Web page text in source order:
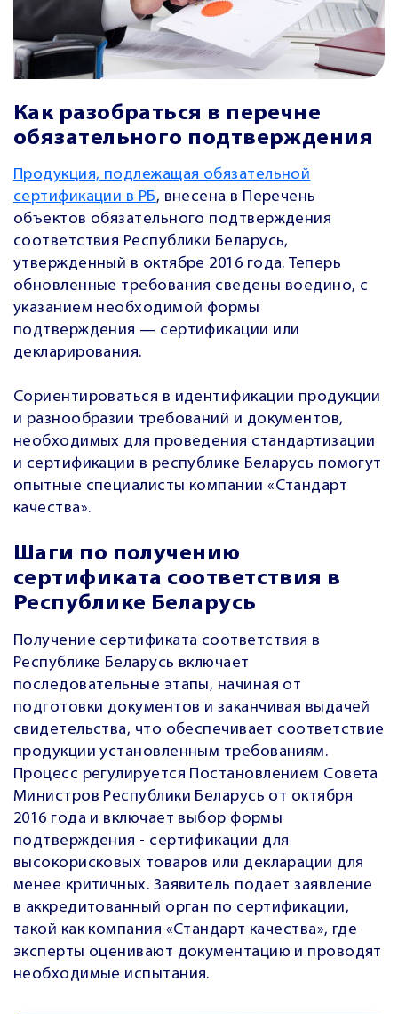
Как разобраться в перечне
обязательного подтверждения
Продукция, подлежащая обязательной
сертификации в РБ, внесена в Перечень
объектов обязательного подтверждения
соответствия Республики Беларусь,
утвержденный в октябре 2016 года. Теперь
обновленные требования сведены воедино, с
указанием необходимой формы
подтверждения — сертификации или
декларирования.
Сориентироваться в идентификации продукции
и разнообразии требований и документов,
необходимых для проведения стандартизации
и сертификации в республике Беларусь помогут
опытные специалисты компании «Стандарт
качества».
Шаги по получению
сертификата соответствия в
Республике Беларусь
Получение сертификата соответствия в
Республике Беларусь включает
последовательные этапы, начиная от
подготовки документов и заканчивая выдачей
свидетельства, что обеспечивает соответствие
продукции установленным требованиям.
Процесс регулируется Постановлением Совета
Министров Республики Беларусь от октября
2016 года и включает выбор формы
подтверждения - сертификации для
высокорисковых товаров или декларации для
менее критичных. Заявитель подает заявление
в аккредитованный орган по сертификации,
такой как компания «Стандарт качества», где
эксперты оценивают документацию и проводят
необходимые испытания.